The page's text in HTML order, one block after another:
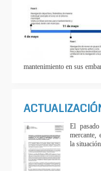
mantenimiento en sus
El
mercante,
la